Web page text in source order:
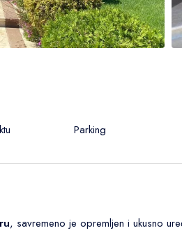
Parking
, savremeno je opremljen i ukusno